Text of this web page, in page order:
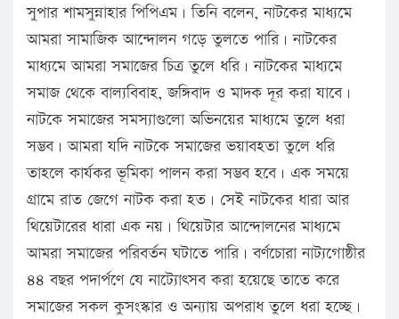
সুপার শামসুন্নাহার পিপিএম। তিনি বলেন, নাটকের মাধ্যমে
আমরা সামাজিক আন্দোলন গড়ে তুলতে পারি। নাটকের
মাধ্যমে আমরা সমাজের চিত্র তুলে ধরি। নাটকের মাধ্যমে
সমাজ থেকে বাল্যবিবাহ, জঙ্গিবাদ ও মাদক দূর করা যাবে।
নাটকে সমাজের সমস্যাগুলো অভিনয়ের মাধ্যমে তুলে ধরা
সম্ভব। আমরা যদি নাটকে সমাজের ভয়াবহতা তুলে ধরি
তাহলে কার্যকর ভূমিকা পালন করা সম্ভব হবে। এক সময়ে
গ্রামে রাত জেগে নাটক করা হত। সেই নাটকের ধারা আর
থিয়েটারের ধারা এক নয়। থিয়েটার আন্দোলনের মাধ্যমে
আমরা সমাজের পরিবর্তন ঘটাতে পারি। বর্ণচোরা নাট্যগোষ্ঠীর
৪৪ বছর পদার্পণে যে নাট্যোৎসব করা হয়েছে তাতে করে
সমাজের সকল কুসংস্কার ও অন্যায় অপরাধ তুলে ধরা হচ্ছে।